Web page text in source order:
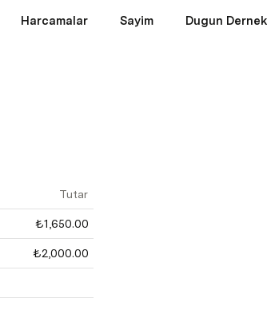
Harcamalar Sayim Dugun Dernek
Tutar
₺1,650.00
₺2,000.00